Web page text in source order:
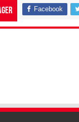
Facebook